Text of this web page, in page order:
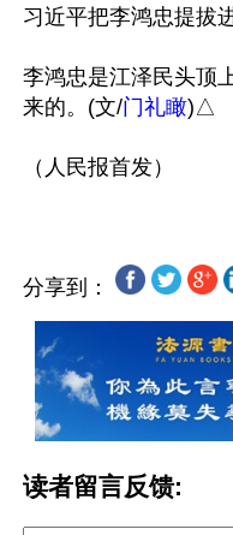
习近平把李鸿忠提拔
李鸿忠是江泽民头顶
来的。(文/门礼瞰)△
分享到：
读者留言反馈: